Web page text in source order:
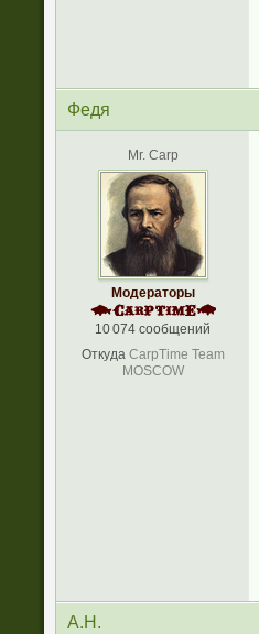
Федя
Mr. Carp
Модераторы
10 074 сообщений
Откуда CarpTime Team
MOSCOW
А.Н.